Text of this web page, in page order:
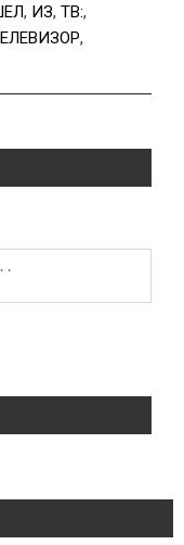
, ИЗ, ТВ:,
,